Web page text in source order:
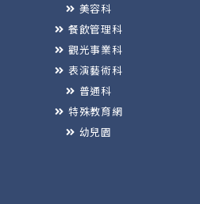
美容科
餐飲管理科
觀光事業科
表演藝術科
普通科
特殊教育網
幼兒園